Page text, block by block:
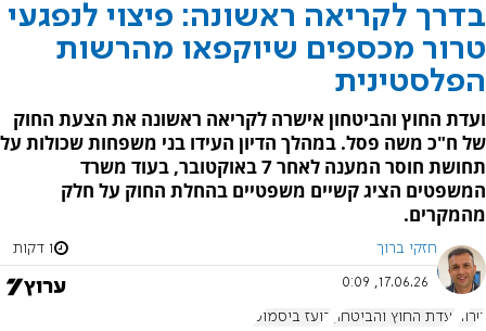
בדרך לקריאה ראשונה: פיצוי לנפגעי
טרור מכספים שיוקפאו מהרשות
הפלסטינית
ועדת החוץ והביטחון אישרה לקריאה ראשונה את הצעת החוק
של ח"כ משה פסל. במהלך הדיון העידו בני משפחות שכולות על
תחושת חוסר המענה לאחר 7 באוקטובר, בעוד משרד
המשפטים הציג קשיים משפטיים בהחלת החוק על חלק
מהמקרים.
חזקי ברוך 1 דקות
17.06.26, 0:09
טרור ועדת החוץ והביטחון בועז ביסמוט